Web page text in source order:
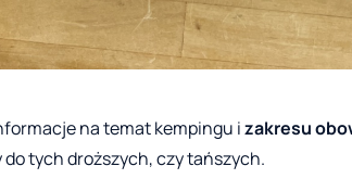
na temat kempingu izakresu
tych droższych, czy tańszych.